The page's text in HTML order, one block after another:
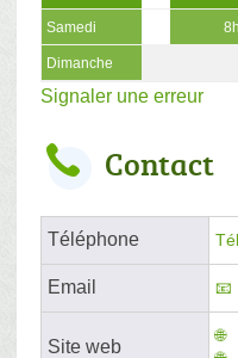
Samedi
Dimanche
Signaler une erreur
Contact
Téléphone
Email
Site web